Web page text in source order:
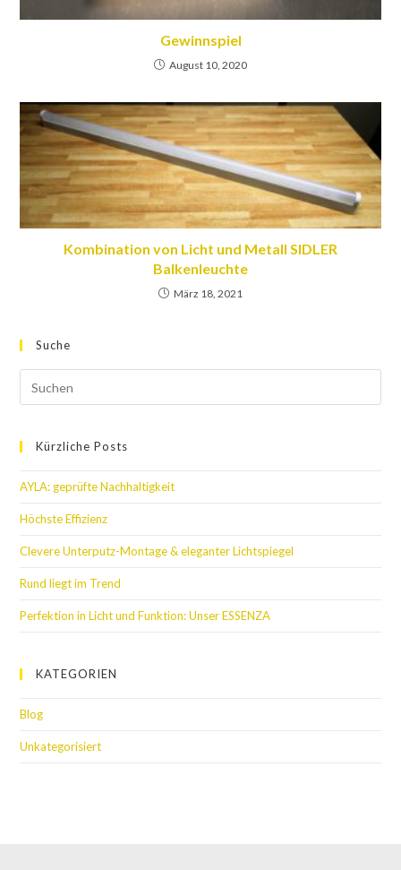
Gewinnspiel
August 10, 2020
Kombination von Licht und Metall SIDLER
Balkenleuchte
März 18, 2021
Suche
Kürzliche Posts
AYLA: geprüfte Nachhaltigkeit
Höchste Effizienz
Clevere Unterputz-Montage & eleganter Lichtspiegel
Rund liegt im Trend
Perfektion in Licht und Funktion: Unser ESSENZA
KATEGORIEN
Blog
Unkategorisiert